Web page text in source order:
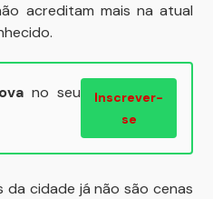
acreditam mais na atual
no seu
Inscrever-
se
da cidade já não são cenas